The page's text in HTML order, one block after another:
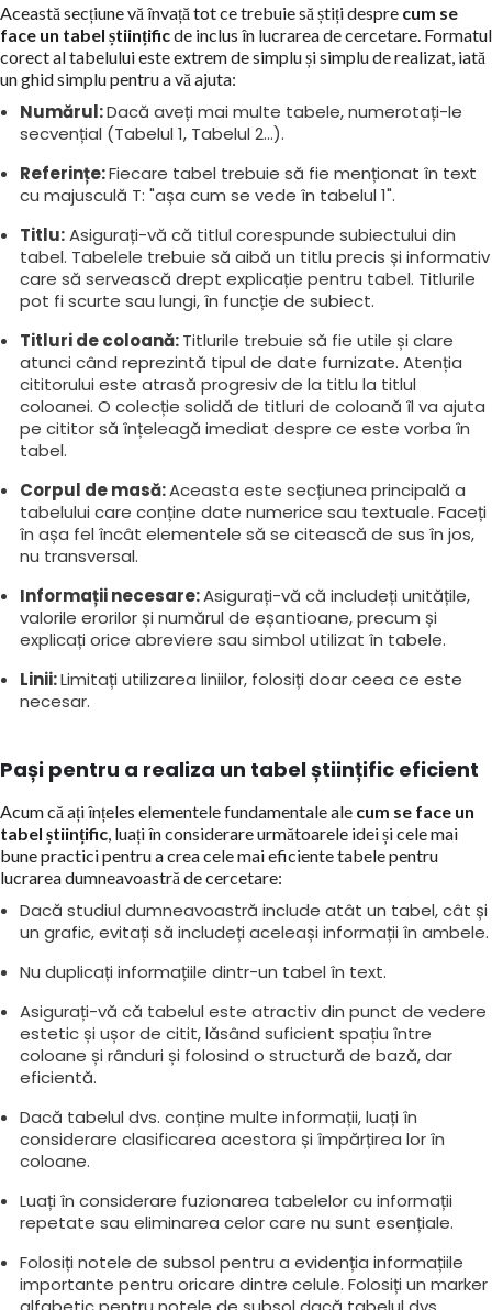
Această secțiune vă învață tot ce trebuie să știți despre cum se
face un tabel științificde inclus în lucrarea de cercetare. Formatul
corect al tabelului este extrem de simplu și simplu de realizat, iată
un ghid simplu pentru a vă ajuta:
Numărul:Dacă aveți mai multe tabele, numerotați-le
secvențial (Tabelul 1, Tabelul 2...).
Referințe:Fiecare tabel trebuie să fie menționat în text
cu majusculă T: "așa cum se vede în tabelul 1".
Titlu:Asigurați-vă că titlul corespunde subiectului din
tabel. Tabelele trebuie să aibă un titlu precis și informativ
care să servească drept explicație pentru tabel. Titlurile
pot fi scurte sau lungi, în funcție de subiect.
Titluri de coloană:Titlurile trebuie să fie utile și clare
atunci când reprezintă tipul de date furnizate. Atenția
cititorului este atrasă progresiv de la titlu la titlul
coloanei. O colecție solidă de titluri de coloană îl va ajuta
pe cititor să înțeleagă imediat despre ce este vorba în
tabel.
Corpul de masă:Aceasta este secțiunea principală a
tabelului care conține date numerice sau textuale. Faceți
în așa fel încât elementele să se citească de sus în jos,
nu transversal.
Informații necesare:Asigurați-vă că includeți unitățile,
valorile erorilor și numărul de eșantioane, precum și
explicați orice abreviere sau simbol utilizat în tabele.
Linii:Limitați utilizarea liniilor, folosiți doar ceea ce este
necesar.
Pași pentru a realiza un tabel științific eficient
Acum că ați înțeles elementele fundamentale ale cum se face un
tabel științific , luați în considerare următoarele idei și cele mai
bune practici pentru a crea cele mai eficiente tabele pentru
lucrarea dumneavoastră de cercetare:
Dacă studiul dumneavoastră include atât un tabel, cât și
un grafic, evitați să includeți aceleași informații în ambele.
Nu duplicați informațiile dintr-un tabel în text.
Asigurați-vă că tabelul este atractiv din punct de vedere
estetic și ușor de citit, lăsând suficient spațiu între
coloane și rânduri și folosind o structură de bază, dar
eficientă.
Dacă tabelul dvs. conține multe informații, luați în
considerare clasificarea acestora și împărțirea lor în
coloane.
Luați în considerare fuzionarea tabelelor cu informații
repetate sau eliminarea celor care nu sunt esențiale.
Folosiți notele de subsol pentru a evidenția informațiile
importante pentru oricare dintre celule. Folosiți un marker